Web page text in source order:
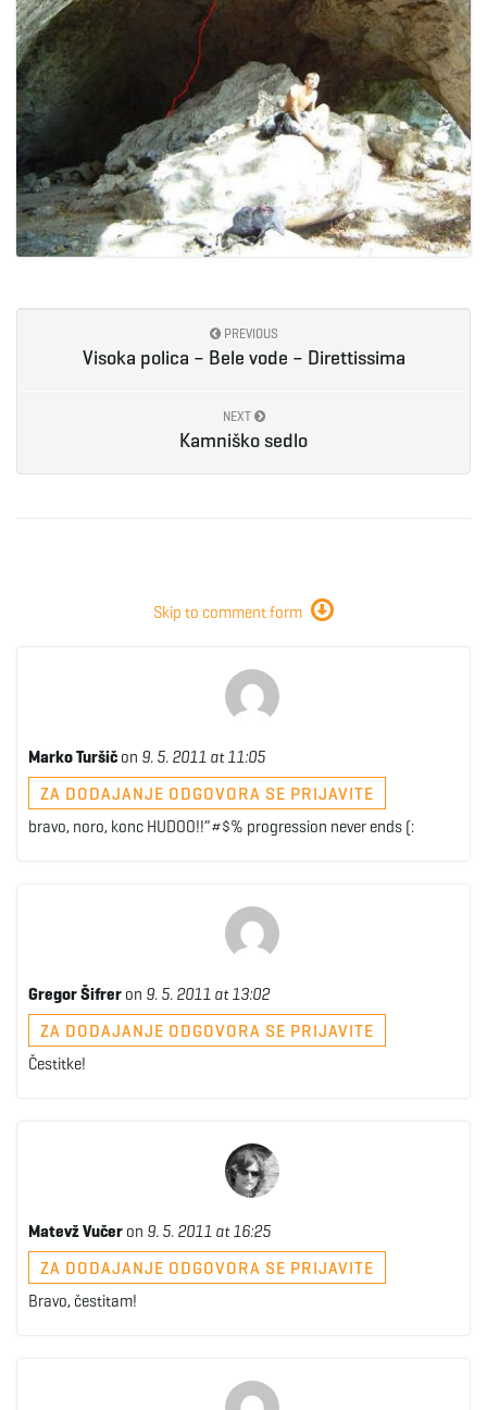
PREVIOUS
Visoka polica – Bele vode – Direttissima
NEXT
Kamniško sedlo
Skip to comment form
Marko Turšič on 9. 5. 2011 at 11:05
ZA DODAJANJE ODGOVORA SE PRIJAVITE
bravo, noro, konc HUDOO!!”#$% progression never ends (:
Gregor Šifrer on 9. 5. 2011 at 13:02
ZA DODAJANJE ODGOVORA SE PRIJAVITE
Čestitke!
Matevž Vučer on 9. 5. 2011 at 16:25
ZA DODAJANJE ODGOVORA SE PRIJAVITE
Bravo, čestitam!